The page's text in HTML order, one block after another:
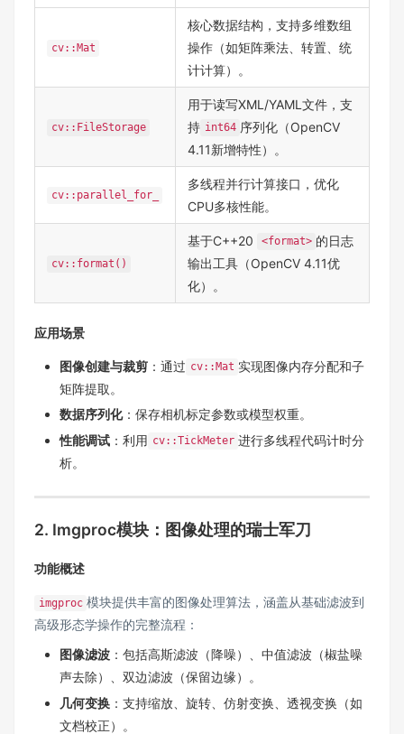
cv::Mat
核心数据结构，支持多维数组
操作（如矩阵乘法、转置、统
计计算）。
cv::FileStorage
用于读写XML/YAML文件，支
持 int64 序列化（OpenCV
4.11新增特性）。
cv::parallel_for_
多线程并行计算接口，优化
CPU多核性能。
cv::format()
基于C++20 <format> 的日志
输出工具（OpenCV 4.11优
化）。
应用场景
图像创建与裁剪 ：通过 cv::Mat 实现图像内存分配和子
矩阵提取。
数据序列化：保存相机标定参数或模型权重。
性能调试 ：利用 cv::TickMeter 进行多线程代码计时分
析。
2. Imgproc模块：图像处理的瑞士军刀
功能概述
imgproc 模块提供丰富的图像处理算法，涵盖从基础滤波到
高级形态学操作的完整流程：
图像滤波 ：包括高斯滤波（降噪）、中值滤波（椒盐噪
声去除）、双边滤波（保留边缘）。
几何变换 ：支持缩放、旋转、仿射变换、透视变换（如
文档校正）。